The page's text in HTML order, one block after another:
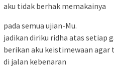
aku tidak berhak memakainya
pada semua ujian-Mu.
jadikan diriku ridha atas setiap
berikan aku keistimewaan agar
di jalan kebenaran